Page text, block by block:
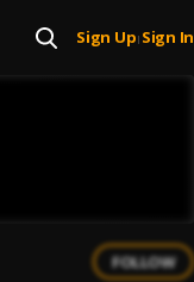
Sign Up| Sign In
FOLLOW